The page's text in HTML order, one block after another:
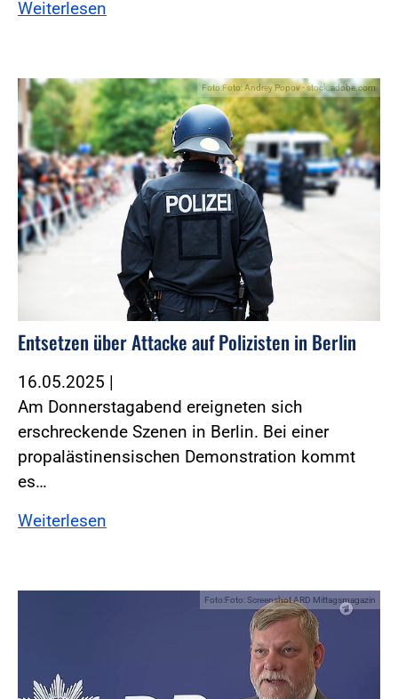
Weiterlesen
Foto:Foto: Andrey Popov - stock.adobe.com
Entsetzen über Attacke auf Polizisten in Berlin
16.05.2025 |
Am Donnerstagabend ereigneten sich
erschreckende Szenen in Berlin. Bei einer
propalästinensischen Demonstration kommt
es…
Weiterlesen
Foto:Foto: Screenshot ARD Mittagsmagazin